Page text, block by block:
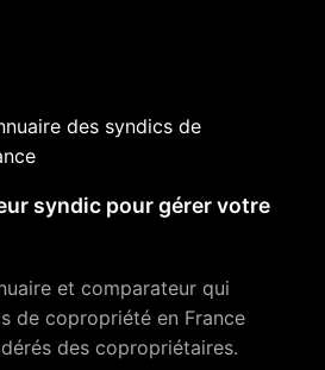
des syndics de
syndic pour gérer votre
et comparateur qui
de copropriété en France
des copropriétaires.